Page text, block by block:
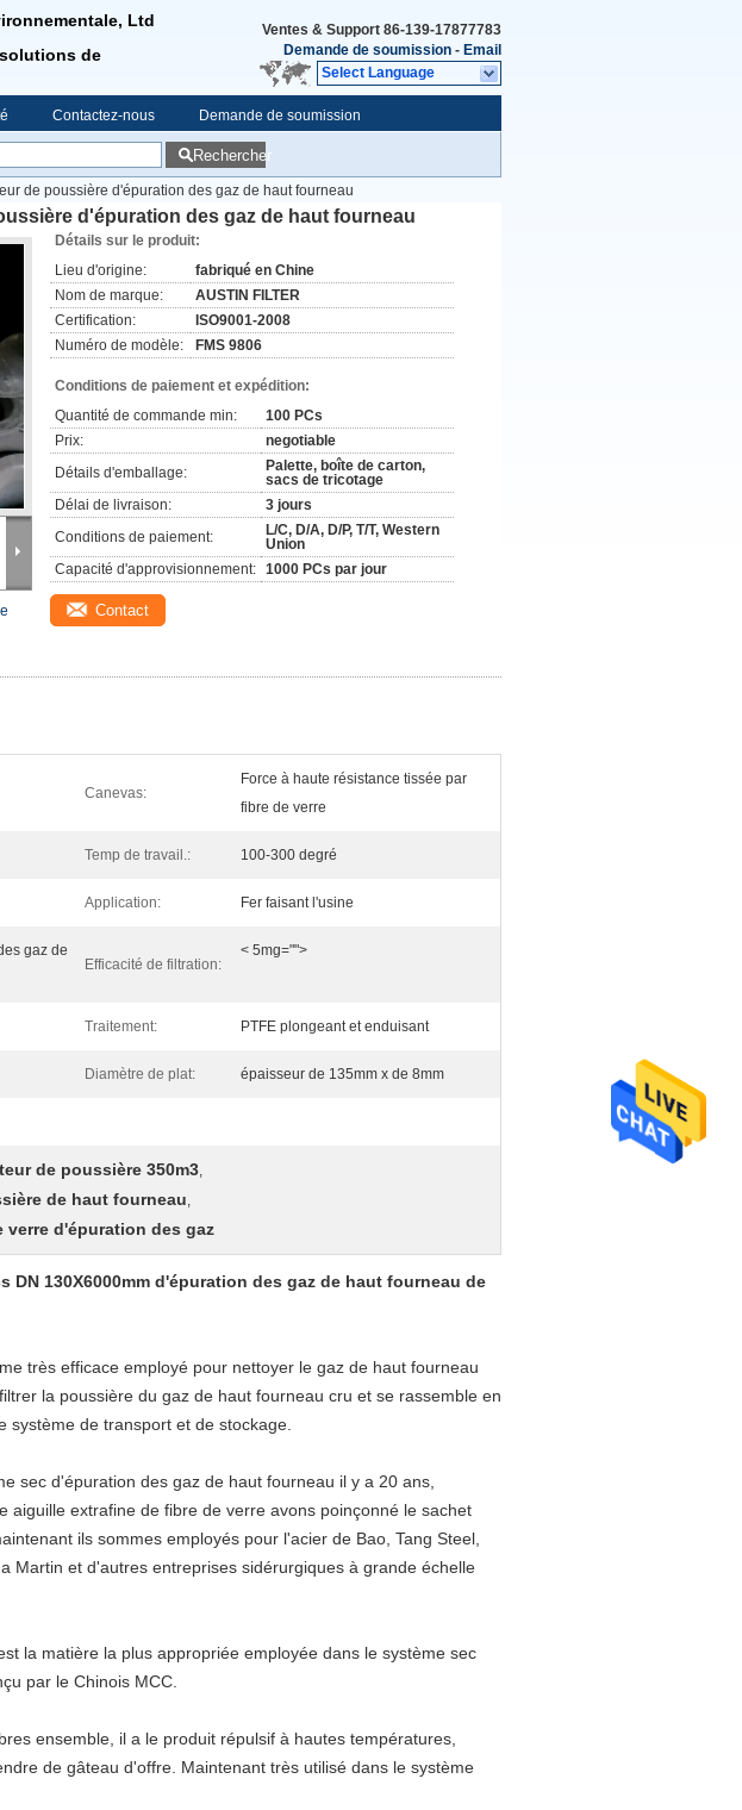
Ltd
de
Ventes & Support 86-139-17877783
Demande de soumission - Email
Select Language
Contactez-nous Demande de soumission
Rechercher
de poussière d'épuration des gaz de haut fourneau
d'épuration des gaz de haut fourneau
Détails sur le produit:
Lieu d'origine:
fabriqué en Chine
Nom de marque:
AUSTIN FILTER
Certification:
ISO9001-2008
Numéro de modèle:
FMS 9806
Conditions de paiement et expédition:
Quantité de commande min:
100 PCs
Prix:
negotiable
Détails d'emballage:
Palette, boîte de carton,
sacs de tricotage
Délai de livraison:
3 jours
Conditions de paiement:
L/C, D/A, D/P, T/T, Western
Union
Capacité d'approvisionnement: 1000 PCs par jour
Contact
Canevas:
Force à haute résistance tissée par
fibre de verre
Temp de travail.: 100-300 degré
Application: Fer faisant l'usine
gaz de
Efficacité de filtration:
< 5mg="">
Traitement: PTFE plongeant et enduisant
Diamètre de plat: épaisseur de 135mm x de 8mm
de poussière 350m3,
de haut fourneau,
verre d'épuration des gaz
130X6000mm d'épuration des gaz de haut fourneau de
très efficace employé pour nettoyer le gaz de haut fourneau
la poussière du gaz de haut fourneau cru et se rassemble en
de transport et de stockage.
sec d'épuration des gaz de haut fourneau il y a 20 ans,
aiguille extrafine de fibre de verre avons poinçonné le sachet
ils sommes employés pour l'acier de Bao, Tang Steel,
Martin et d'autres entreprises sidérurgiques à grande échelle
la matière la plus appropriée employée dans le système sec
par le Chinois MCC.
ensemble, il a le produit répulsif à hautes températures,
de gâteau d'offre. Maintenant très utilisé dans le système